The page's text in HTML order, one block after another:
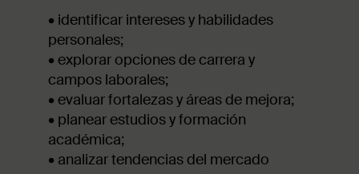
• identificar intereses y habilidades
personales;
• explorar opciones de carrera y
campos laborales;
• evaluar fortalezas y áreas de mejora;
• planear estudios y formación
académica;
• analizar tendencias del mercado